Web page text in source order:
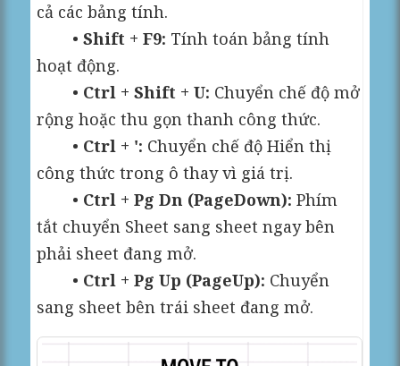
cả các bảng tính.
•Shift + F9: Tính toán bảng tính
hoạt động.
• Ctrl + Shift + U: Chuyển chế độ mở
rộng hoặc thu gọn thanh công thức.
• Ctrl + ': Chuyển chế độ Hiển thị
công thức trong ô thay vì giá trị.
• Ctrl + Pg Dn (PageDown): Phím
tắt chuyển Sheet sang sheet ngay bên
phải sheet đang mở.
• Ctrl + Pg Up (PageUp): Chuyển
sang sheet bên trái sheet đang mở.